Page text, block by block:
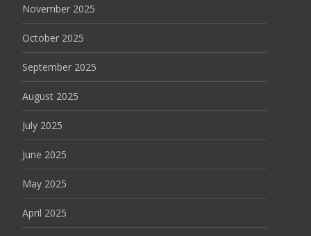
November 2025
October 2025
September 2025
August 2025
July 2025
June 2025
May 2025
April 2025